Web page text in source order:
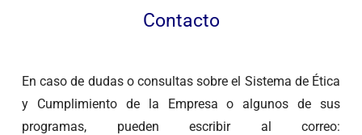
Contacto
En caso de dudas o consultas sobre el Sistema de Ética
y Cumplimiento de la Empresa o algunos de sus
programas, pueden escribir al correo: